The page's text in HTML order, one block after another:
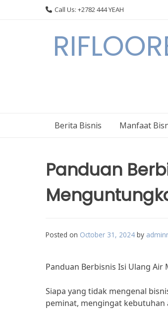
Call Us: +2782 444 YEAH
Berita Bisnis Manfaat
Panduan
Posted on October 31, 2024 by
Panduan Berbisnis Isi Ulang
Siapa yang tidak mengenal
peminat, mengingat